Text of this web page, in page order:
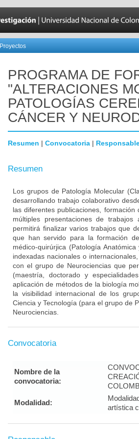
Proyectos
PROGRAMA DE
"ALTERACIONES
PATOLOGÍAS
CÁNCER Y
Resumen | Convocatoria |
Resumen
Los grupos de Patología Molecular
desarrollando trabajo colaborativo
las diferentes publicaciones,
múltiples presentaciones de
permitirá finalizar varios trabajos que
que han servido para la formación
médico-quirúrjica (Patología
indexadas nacionales o
con el grupo de Neurociencias que
(maestría, doctorado y
aplicación de métodos de la biología
la visibilidad internacional de los
Ciencia y Tecnología (para el grupo de
Neurociencias.
Convocatoria
Nombre de la
convocatoria:
Modalidad:
artística